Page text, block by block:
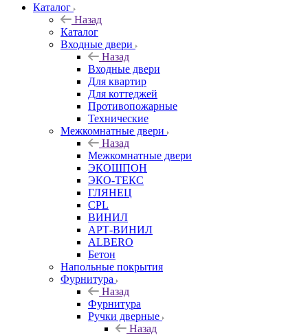
Каталог
Назад
Каталог
Входные двери
Назад
Входные двери
Для квартир
Для коттеджей
Противопожарные
Технические
Межкомнатные двери
Назад
Межкомнатные двери
ЭКОШПОН
ЭКО-ТЕКС
ГЛЯНЕЦ
CPL
ВИНИЛ
АРТ-ВИНИЛ
ALBERO
Бетон
Напольные покрытия
Фурнитура
Назад
Фурнитура
Ручки дверные
Назад